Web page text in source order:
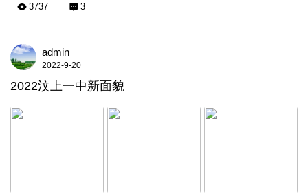
3737 3
admin
2022-9-20
2022汶上一中新面貌